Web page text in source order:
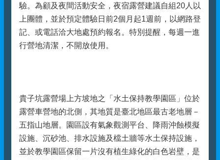
驗。為顧及夜間活動安全，夜宿露營建議自組20人以
上團體，並於預定體驗日前2個月起1週前，以網路登
記、或電話洽大地處預約報名。特別提醒，每週一進
行營地清潔，不開放使用。
貴子坑露營場上方坡地之「水土保持教學園區」位於
露營車營地的北側，其地質是臺北地區最古老地層－
五指山地層。園區設有氣象觀測平台、降雨沖蝕模擬
設施、沉砂池、排水設施及檔土牆等水土保持設施，
並於教學園區保留一片沒有植生綠化的白色岩壁，是